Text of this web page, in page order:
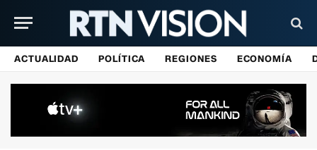
ACTUALIDAD POLÍTICA REGIONES ECONOMÍA